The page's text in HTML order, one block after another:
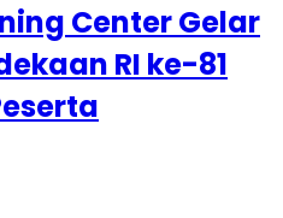
Center Gelar
RI ke-81